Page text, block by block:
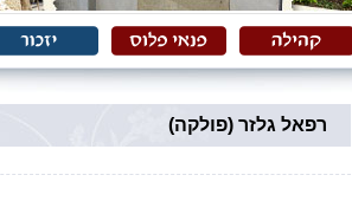
רפאל גלזר (פולקה)